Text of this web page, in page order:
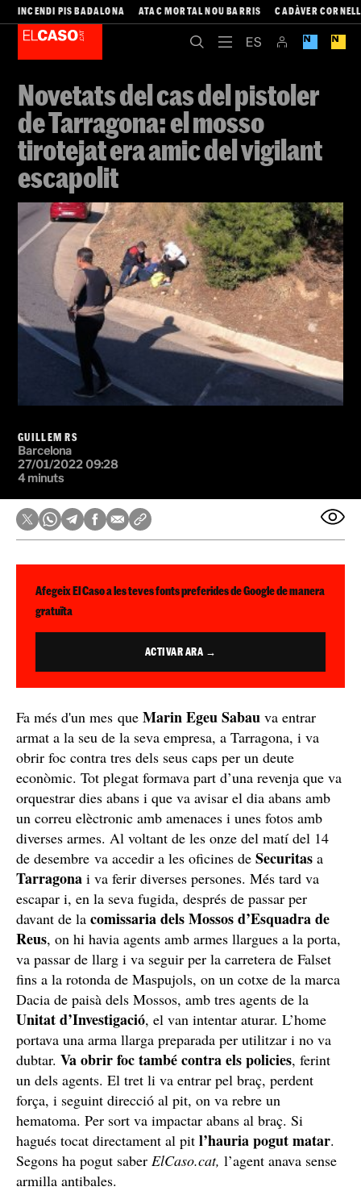
INCENDI PIS BADALONA ATAC MORTAL NOU BARRIS CADÀVER
Novetats del cas del pistoler
de Tarragona: el mosso
tirotejat era amic del vigilant
escapolit
GUILLEM RS
Barcelona
27/01/2022 09:28
4 minuts
Afegeix El Caso a les teves fonts preferides de Google de manera
gratuïta
ACTIVAR ARA →
Fa més d'un mes que Marin Egeu Sabau va entrar
armat a la seu de la seva empresa, a Tarragona, i va
obrir foc contra tres dels seus caps per un deute
econòmic. Tot plegat formava part d’una revenja que va
orquestrar dies abans i que va avisar el dia abans amb
un correu elèctronic amb amenaces i unes fotos amb
diverses armes. Al voltant de les onze del matí del 14
de desembre va accedir a les oficines de Securitas a
Tarragona i va ferir diverses persones. Més tard va
escapar i, en la seva fugida, després de passar per
davant de la comissaria dels Mossos d’Esquadra de
Reus, on hi havia agents amb armes llargues a la porta,
va passar de llarg i va seguir per la carretera de Falset
fins a la rotonda de Maspujols, on un cotxe de la marca
Dacia de paisà dels Mossos, amb tres agents de la
Unitat d’Investigació, el van intentar aturar. L’home
portava una arma llarga preparada per utilitzar i no va
dubtar. Va obrir foc també contra els policies, ferint
un dels agents. El tret li va entrar pel braç, perdent
força, i seguint direcció al pit, on va rebre un
hematoma. Per sort va impactar abans al braç. Si
hagués tocat directament al pit l’hauria pogut matar.
Segons ha pogut saber ElCaso.cat, l’agent anava sense
armilla antibales.